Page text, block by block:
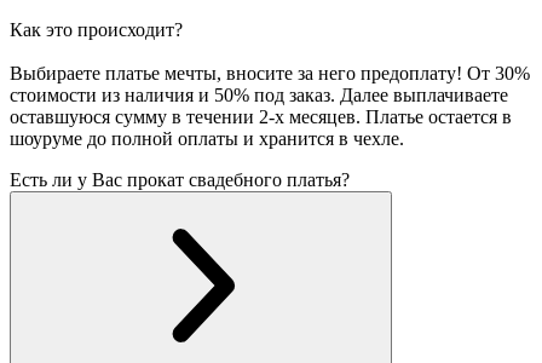
Как это происходит?
Выбираете платье мечты, вносите за него предоплату! От 30%
стоимости из наличия и 50% под заказ. Далее выплачиваете
оставшуюся сумму в течении 2-х месяцев. Платье остается в
шоуруме до полной оплаты и хранится в чехле.
Есть ли у Вас прокат свадебного платья?